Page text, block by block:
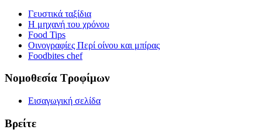
Γευστικά ταξίδια
Η μηχανή του χρόνου
Food Tips
Οινογραφίες Περί οίνου και μπίρας
Foodbites chef
Νομοθεσία Τροφίμων
Εισαγωγική σελίδα
Βρείτε